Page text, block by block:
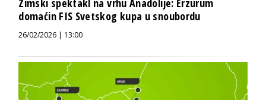
domaćin FIS Svetskog kupa u snoubordu
26/02/2026 | 13:00